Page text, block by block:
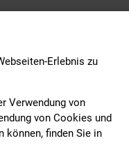
Erlebnis zu
Verwendung von
von Cookies und
können, finden Sie in